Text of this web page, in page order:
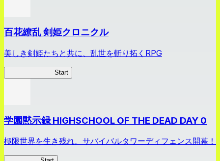
百花繚乱 剣姫クロニクル
美しき剣姫たちと共に、乱世を斬り拓くRPG
Start
学園黙示録 HIGHSCHOOL OF THE DEAD DAY 0
極限世界を生き残れ。サバイバルタワーディフェンス開幕！